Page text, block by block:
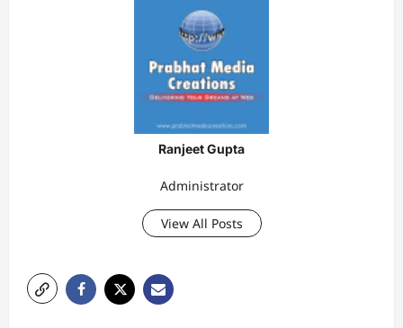
Ranjeet Gupta
Administrator
View All Posts